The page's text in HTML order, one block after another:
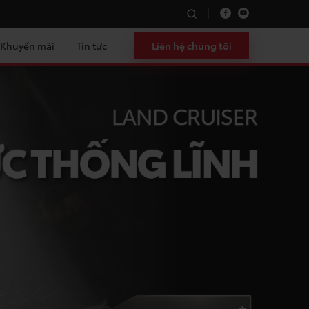
Khuyến mãi Tin tức Liên hệ chúng tôi
Màu sắc